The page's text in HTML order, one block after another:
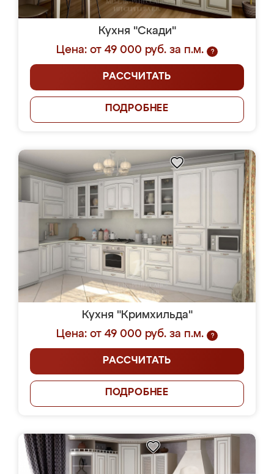
Кухня "Скади"
Цена: от 49 000 руб. за п.м.
?
РАССЧИТАТЬ
ПОДРОБНЕЕ
Кухня "Кримхильда"
Цена: от 49 000 руб. за п.м.
?
РАССЧИТАТЬ
ПОДРОБНЕЕ